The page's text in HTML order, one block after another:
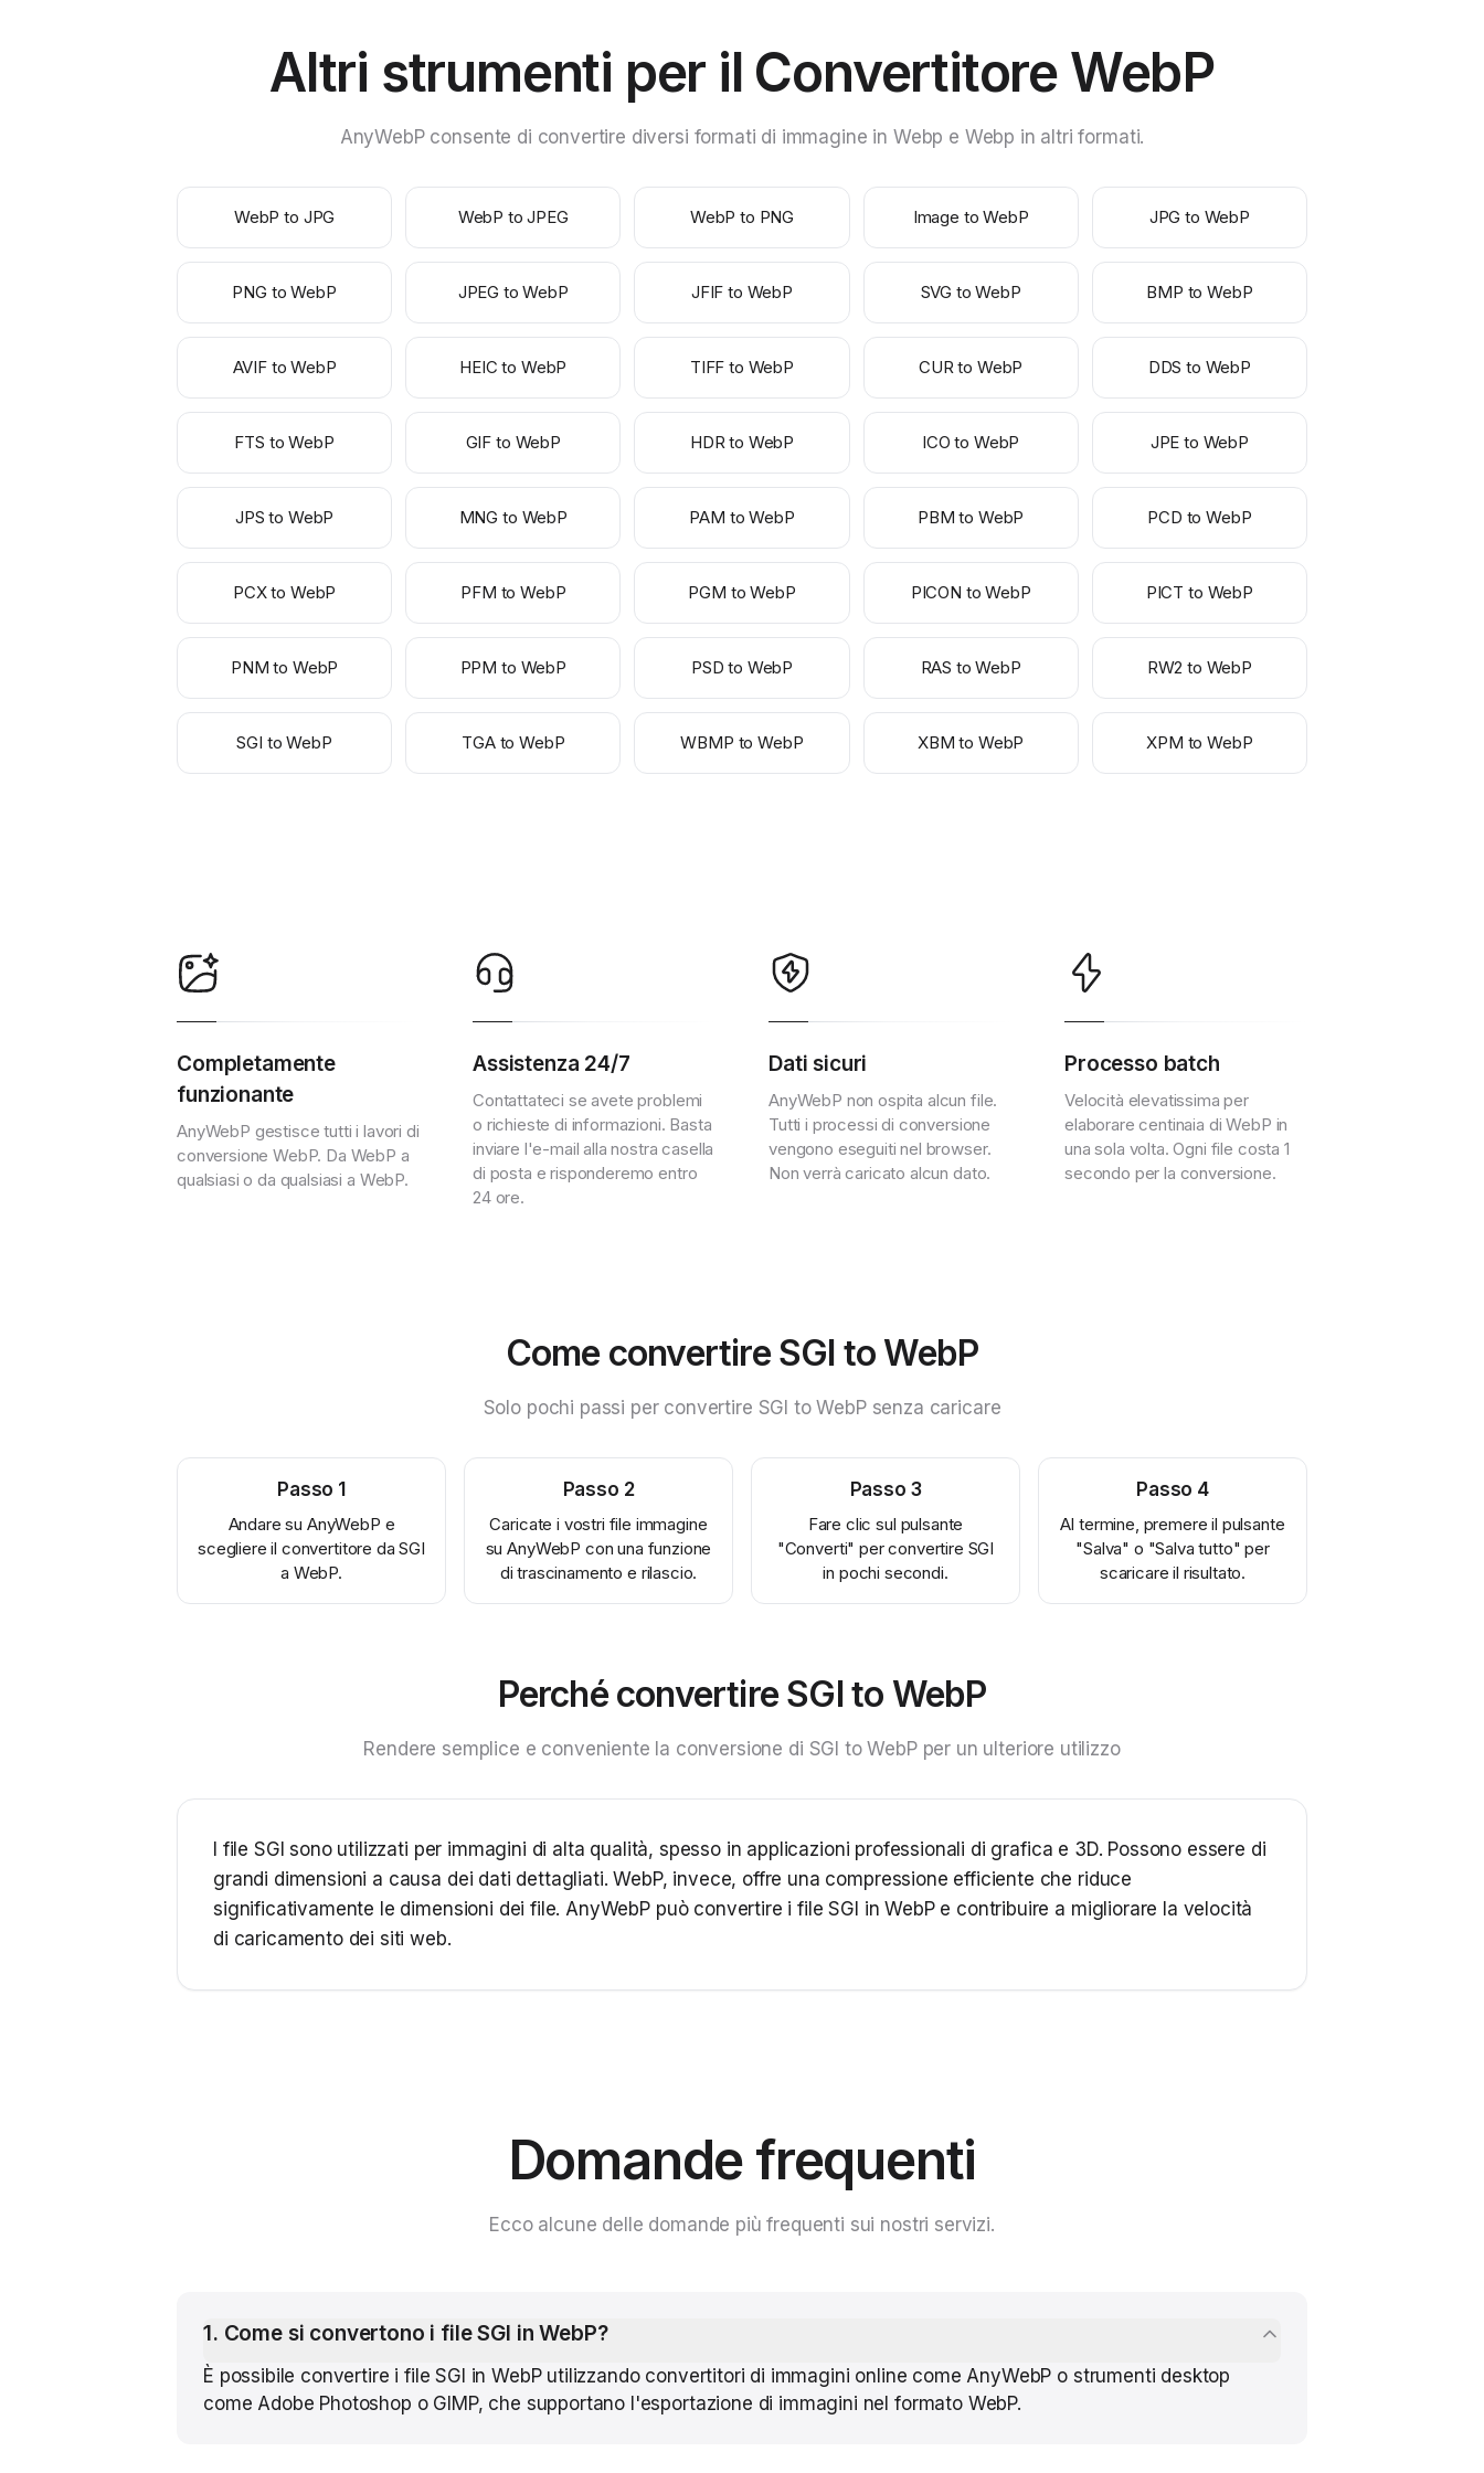
Altri strumenti per il Convertitore WebP
AnyWebP consente di convertire diversi formati di immagine in Webp e Webp in altri formati.
WebP to JPG WebP to JPEG WebP to PNG Image to WebP JPG to WebP
PNG to WebP JPEG to WebP JFIF to WebP SVG to WebP BMP to WebP
AVIF to WebP HEIC to WebP TIFF to WebP CUR to WebP DDS to WebP
FTS to WebP GIF to WebP HDR to WebP ICO to WebP JPE to WebP
JPS to WebP MNG to WebP PAM to WebP PBM to WebP PCD to WebP
PCX to WebP PFM to WebP PGM to WebP PICON to WebP PICT to WebP
PNM to WebP PPM to WebP PSD to WebP RAS to WebP RW2 to WebP
SGI to WebP TGA to WebP WBMP to WebP XBM to WebP XPM to WebP
Completamente
funzionante
AnyWebP gestisce tutti i lavori di
conversione WebP. Da WebP a
qualsiasi o da qualsiasi a WebP.
Assistenza 24/7
Contattateci se avete problemi
o richieste di informazioni. Basta
inviare l'e-mail alla nostra casella
di posta e risponderemo entro
24 ore.
Dati sicuri
AnyWebP non ospita alcun file.
Tutti i processi di conversione
vengono eseguiti nel browser.
Non verrà caricato alcun dato.
Processo batch
Velocità elevatissima per
elaborare centinaia di WebP in
una sola volta. Ogni file costa 1
secondo per la conversione.
Come convertire SGI to WebP
Solo pochi passi per convertire SGI to WebP senza caricare
Passo 1
Andare su AnyWebP e
scegliere il convertitore da SGI
a WebP.
Passo 2
Caricate i vostri file immagine
su AnyWebP con una funzione
di trascinamento e rilascio.
Passo 3
Fare clic sul pulsante
"Converti" per convertire SGI
in pochi secondi.
Passo 4
Al termine, premere il pulsante
"Salva" o "Salva tutto" per
scaricare il risultato.
Perché convertire SGI to WebP
Rendere semplice e conveniente la conversione di SGI to WebP per un ulteriore utilizzo
I file SGI sono utilizzati per immagini di alta qualità, spesso in applicazioni professionali di grafica e 3D. Possono essere di
grandi dimensioni a causa dei dati dettagliati. WebP, invece, offre una compressione efficiente che riduce
significativamente le dimensioni dei file. AnyWebP può convertire i file SGI in WebP e contribuire a migliorare la velocità
di caricamento dei siti web.
Domande frequenti
Ecco alcune delle domande più frequenti sui nostri servizi.
1. Come si convertono i file SGI in WebP?
È possibile convertire i file SGI in WebP utilizzando convertitori di immagini online come AnyWebP o strumenti desktop
come Adobe Photoshop o GIMP, che supportano l'esportazione di immagini nel formato WebP.